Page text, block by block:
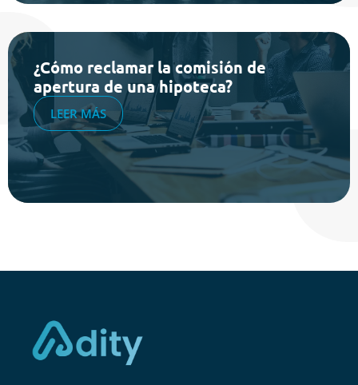
¿Cómo reclamar la comisión de
apertura de una hipoteca?
LEER MÁS